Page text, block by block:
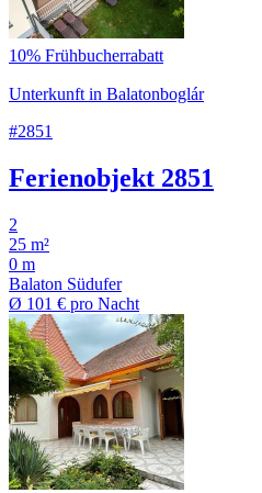
10% Frühbucherrabatt
Unterkunft in Balatonboglár
#2851
Ferienobjekt 2851
2
25 m²
0 m
Balaton Südufer
Ø 101 € pro Nacht